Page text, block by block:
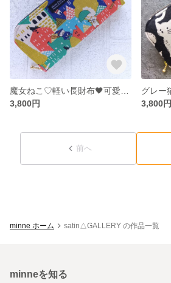
3,800円
3,800円
前へ
minne ホーム satin△GALLERY の作品一覧
minneを知る